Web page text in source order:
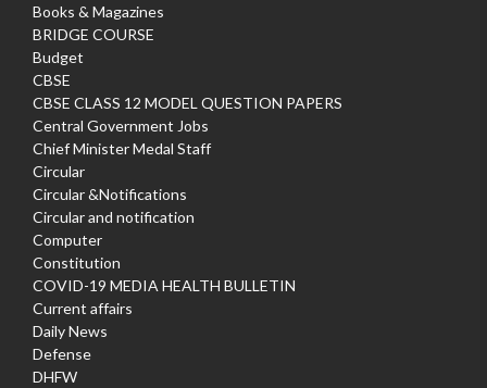
Books & Magazines
BRIDGE COURSE
Budget
CBSE
CBSE CLASS 12 MODEL QUESTION PAPERS
Central Government Jobs
Chief Minister Medal Staff
Circular
Circular &Notifications
Circular and notification
Computer
Constitution
COVID-19 MEDIA HEALTH BULLETIN
Current affairs
Daily News
Defense
DHFW